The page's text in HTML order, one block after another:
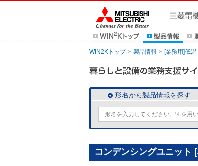
WIN2Kトップ 製品情報 [業務用]低
形名から製品情報を探す
コンデンシングユニット